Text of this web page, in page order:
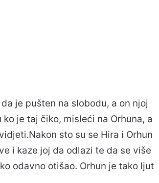
je pušten na slobodu, a on njoj
je taj čiko, misleći na Orhuna, a
sto su se Hira i Orhun
i kaze joj da odlazi te da se više
odavno otišao. Orhun je tako ljut